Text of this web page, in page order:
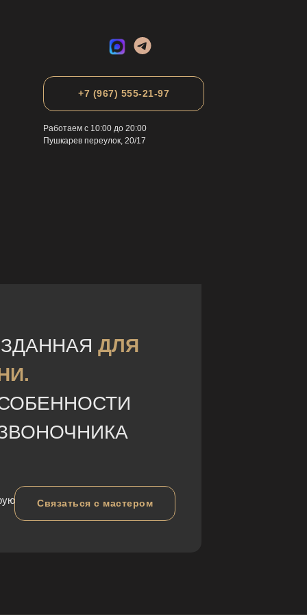
Работаем с 10:00 до 20:00
Пушкарев переулок, 20/17
ДЛЯ
Связаться с мастером
+7 (967) 555-21-97